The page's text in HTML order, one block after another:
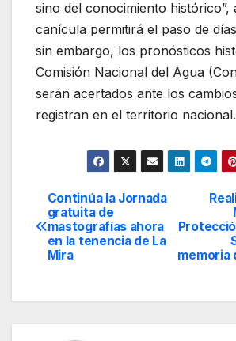
sino del conocimiento histórico”,
canícula permitirá el paso de
sin embargo, los pronósticos
Comisión Nacional del Agua
serán acertados ante los
registran en el territorio nacional.
Navegación
de
memoria
Continúa la Jornada
gratuita de
mastografías ahora
en la tenencia de La
Mira